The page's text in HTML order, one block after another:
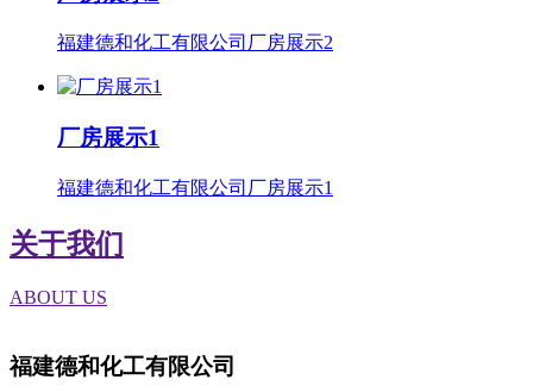
福建德和化工有限公司厂房展示2
厂房展示1
福建德和化工有限公司厂房展示1
关于我们
ABOUT US
福建德和化工有限公司